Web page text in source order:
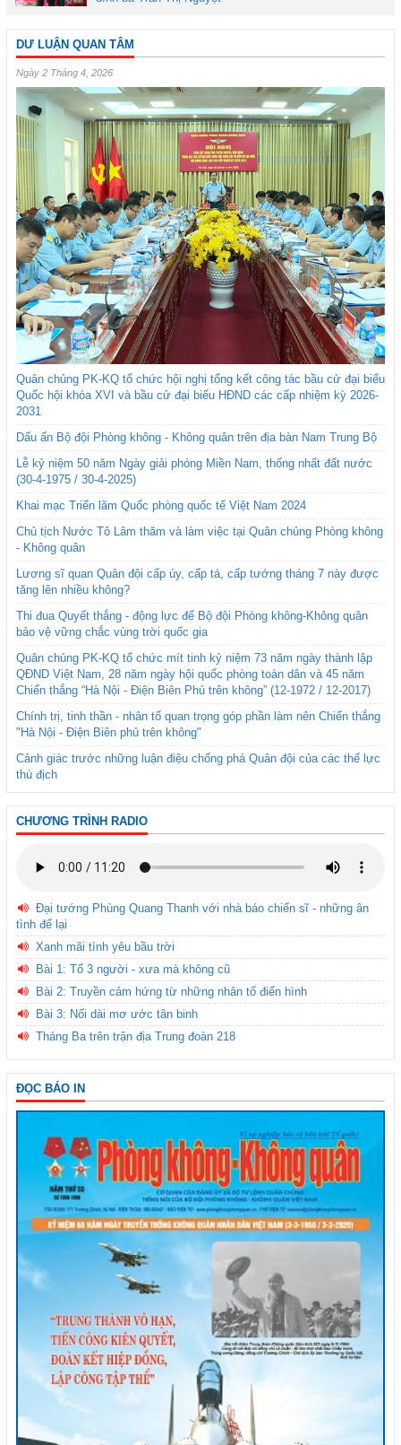
DƯ LUẬN QUAN TÂM
Ngày 2 Tháng 4, 2026
Quân chủng PK-KQ tổ chức hội nghị tổng kết công tác bầu cử đại biểu
Quốc hội khóa XVI và bầu cử đại biểu HĐND các cấp nhiệm kỳ 2026-
2031
Dấu ấn Bộ đội Phòng không - Không quân trên địa bàn Nam Trung Bộ
Lễ kỷ niệm 50 năm Ngày giải phóng Miền Nam, thống nhất đất nước
(30-4-1975 / 30-4-2025)
Khai mạc Triển lãm Quốc phòng quốc tế Việt Nam 2024
Chủ tịch Nước Tô Lâm thăm và làm việc tại Quân chủng Phòng không
- Không quân
Lương sĩ quan Quân đội cấp úy, cấp tá, cấp tướng tháng 7 này được
tăng lên nhiều không?
Thi đua Quyết thắng - động lực để Bộ đội Phòng không-Không quân
bảo vệ vững chắc vùng trời quốc gia
Quân chủng PK-KQ tổ chức mít tinh kỷ niệm 73 năm ngày thành lập
QĐND Việt Nam, 28 năm ngày hội quốc phòng toàn dân và 45 năm
Chiến thắng “Hà Nội - Điện Biên Phủ trên không” (12-1972 / 12-2017)
Chính trị, tinh thần - nhân tố quan trọng góp phần làm nên Chiến thắng
"Hà Nội - Điện Biên phủ trên không"
Cảnh giác trước những luận điệu chống phá Quân đội của các thế lực
thù địch
CHƯƠNG TRÌNH RADIO
Đại tướng Phùng Quang Thanh với nhà báo chiến sĩ - những ân
tình để lại
Xanh mãi tình yêu bầu trời
Bài 1: Tổ 3 người - xưa mà không cũ
Bài 2: Truyền cảm hứng từ những nhân tố điển hình
Bài 3: Nối dài mơ ước tân binh
Tháng Ba trên trận địa Trung đoàn 218
ĐỌC BÁO IN